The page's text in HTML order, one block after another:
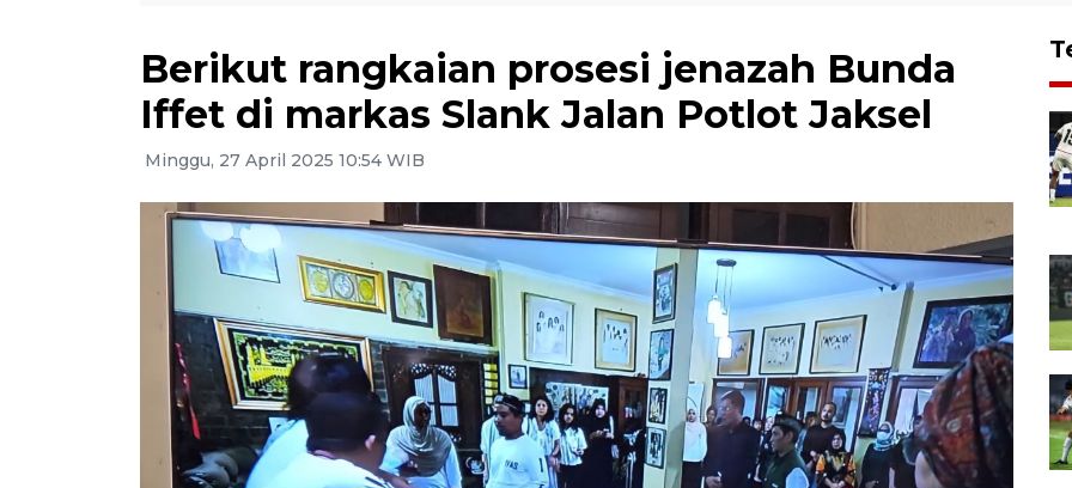
Berikut rangkaian prosesi jenazah Bunda
Iffet di markas Slank Jalan Potlot Jaksel
Minggu, 27 April 2025 10:54 WIB